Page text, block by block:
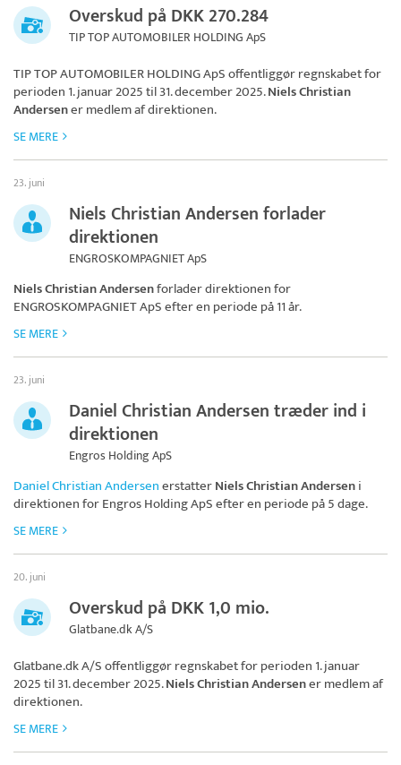
Overskud på DKK 270.284
TIP TOP AUTOMOBILER HOLDING ApS
TIP TOP AUTOMOBILER HOLDING ApSoffentliggør regnskabet for
perioden 1. januar 2025 til 31. december 2025.Niels Christian
Andersener medlem af direktionen.
SE MERE
23. juni
Niels Christian Andersen forlader
direktionen
ENGROSKOMPAGNIET ApS
Niels Christian Andersenforlader direktionen for
ENGROSKOMPAGNIET ApSefter en periode på 11 år.
SE MERE
23. juni
Daniel Christian Andersen træder ind i
direktionen
Engros Holding ApS
Daniel Christian AndersenerstatterNiels Christian Anderseni
direktionen forEngros Holding ApSefter en periode på 5 dage.
SE MERE
20. juni
Overskud på DKK 1,0 mio.
Glatbane.dk A/S
Glatbane.dk A/Soffentliggør regnskabet for perioden 1. januar
2025 til 31. december 2025.Niels Christian Andersener medlem af
direktionen.
SE MERE